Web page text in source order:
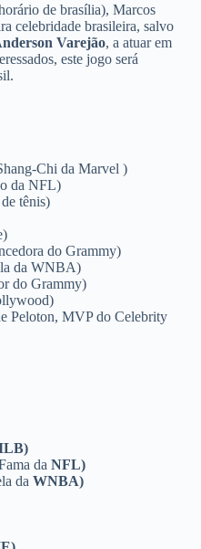
de brasília), Marcos
celebridade brasileira, salvo
Varejão, a atuar em
este jogo será
Chi da Marvel )
da NFL)
tênis)
do Grammy)
da WNBA)
do Grammy)
Peloton, MVP do Celebrity
da NFL)
da WNBA)